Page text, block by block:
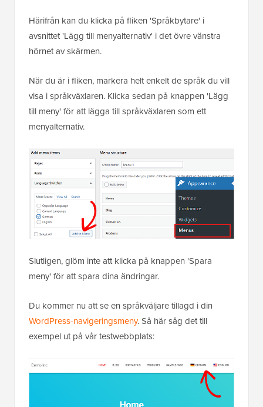
Härifrån kan du klicka på fliken 'Språkbytare' i
avsnittet 'Lägg till menyalternativ' i det övre vänstra
hörnet av skärmen.
När du är i fliken, markera helt enkelt de språk du vill
visa i språkväxlaren. Klicka sedan på knappen 'Lägg
till meny' för att lägga till språkväxlaren som ett
menyalternativ.
Slutligen, glöm inte att klicka på knappen 'Spara
meny' för att spara dina ändringar.
Du kommer nu att se en språkväljare tillagd i din
WordPress-navigeringsmeny. Så här såg det till
exempel ut på vår testwebbplats: